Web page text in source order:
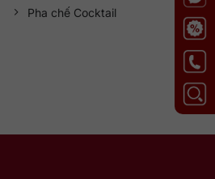
Pha chế Cocktail